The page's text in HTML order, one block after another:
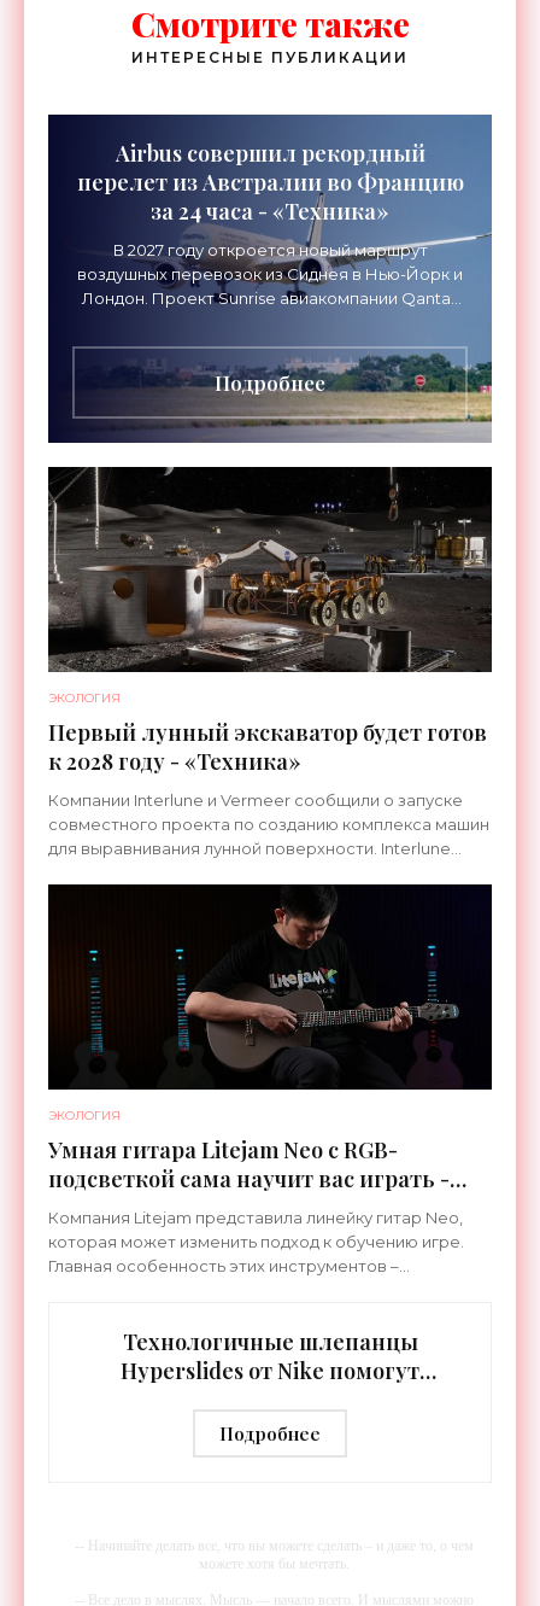
Смотрите также
ИНТЕРЕСНЫЕ ПУБЛИКАЦИИ
Airbus совершил рекордный
перелет из Австралии во Францию
за 24 часа - «Техника»
В 2027 году откроется новый маршрут
воздушных перевозок из Сиднея в Нью-Йорк и
Лондон. Проект Sunrise авиакомпании Qantas
длительностью до 24
Подробнее
ЭКОЛОГИЯ
Первый лунный экскаватор будет готов
к 2028 году - «Техника»
Компании Interlune и Vermeer сообщили о запуске
совместного проекта по созданию комплекса машин
для выравнивания лунной поверхности. Interlune
ЭКОЛОГИЯ
Умная гитара Litejam Neo с RGB-
подсветкой сама научит вас играть -
«Гаджеты»
Компания Litejam представила линейку гитар Neo,
которая может изменить подход к обучению игре.
Главная особенность этих инструментов –
Технологичные шлепанцы
Hyperslides от Nike помогут
тренировки - «Гаджеты»
Подробнее
-- Начинайте делать все, что вы можете сделать – и даже то, о чем
можете хотя бы мечтать.
-- Все дело в мыслях. Мысль — начало всего. И мыслями можно